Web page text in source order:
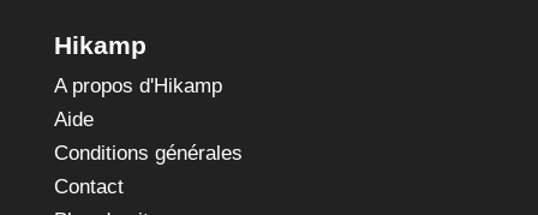
Hikamp
A propos d'Hikamp
Aide
Conditions générales
Contact